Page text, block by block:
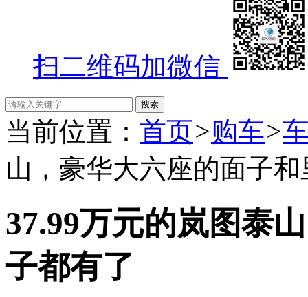
扫二维码加微信
当前位置： 首页>购车>
山，豪华大六座的面子
37.99万元的岚图泰
子都有了